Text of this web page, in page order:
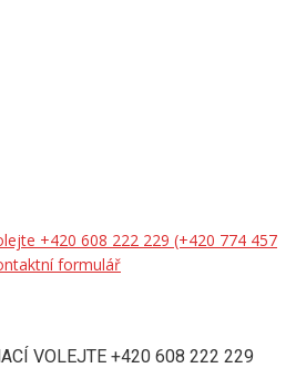
+420 608 222 229 (+420 774 457
formulář
VOLEJTE +420 608 222 229